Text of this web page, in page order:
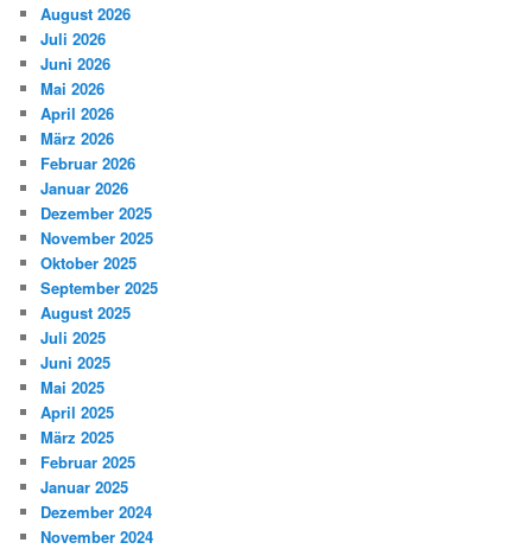
August 2026
Juli 2026
Juni 2026
Mai 2026
April 2026
März 2026
Februar 2026
Januar 2026
Dezember 2025
November 2025
Oktober 2025
September 2025
August 2025
Juli 2025
Juni 2025
Mai 2025
April 2025
März 2025
Februar 2025
Januar 2025
Dezember 2024
November 2024